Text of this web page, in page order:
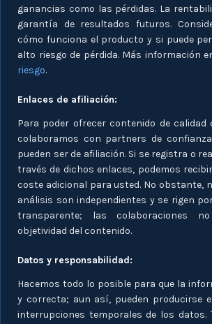
ganancias como las pérdidas. La
garantía de resultados futuros.
cómo funciona el producto y si puede
alto riesgo de pérdida. Más información
riesgo.
Enlaces de afiliación:
Para poder ofrecer contenido de
colaboramos con partners de
pueden ser de afiliación. Si se registra o
través de dichos enlaces, podemos
coste adicional para usted. No obstante,
análisis son independientes y se rigen
transparente; las colaboraciones
objetividad del contenido.
Datos y responsabilidad:
Hacemos todo lo posible para que la
y correcta; aun así, pueden producirse
interrupciones temporales de los datos.